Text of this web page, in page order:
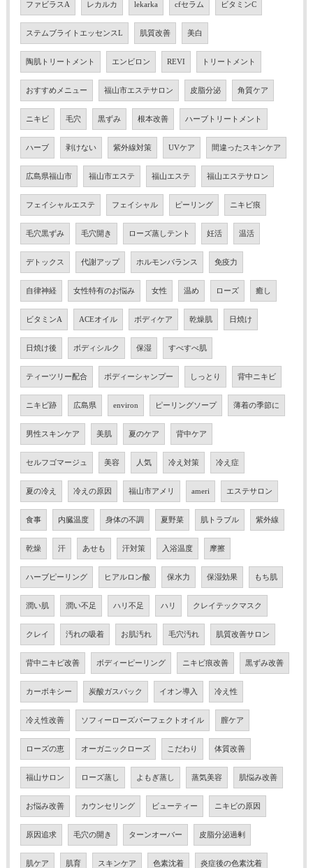
ファビラスA レカルカ lekarka cfセラム ビタミンC
ステムブライトエッセンスL 肌質改善 美白
陶肌トリートメント エンビロン REVI トリートメント
おすすめメニュー 福山市エステサロン 皮脂分泌 角質ケア
ニキビ 毛穴 黒ずみ 根本改善 ハーブトリートメント
ハーブ 剥けない 紫外線対策 UVケア 間違ったスキンケア
広島県福山市 福山市エステ 福山エステ 福山エステサロン
フェイシャルエステ フェイシャル ピーリング ニキビ痕
毛穴黒ずみ 毛穴開き ローズ蒸しテント 妊活 温活
デトックス 代謝アップ ホルモンバランス 免疫力
自律神経 女性特有のお悩み 女性 温め ローズ 癒し
ビタミンA ACEオイル ボディケア 乾燥肌 日焼け
日焼け後 ボディシルク 保湿 すべすべ肌
ティーツリー配合 ボディーシャンプー しっとり 背中ニキビ
ニキビ跡 広島県 environ ピーリングソープ 薄着の季節に
男性スキンケア 美肌 夏のケア 背中ケア
セルフゴマージュ 美容 人気 冷え対策 冷え症
夏の冷え 冷えの原因 福山市アメリ ameri エステサロン
食事 内臓温度 身体の不調 夏野菜 肌トラブル 紫外線
乾燥 汗 あせも 汗対策 入浴温度 摩擦
ハーブピーリング ヒアルロン酸 保水力 保湿効果 もち肌
潤い肌 潤い不足 ハリ不足 ハリ クレイテックマスク
クレイ 汚れの吸着 お肌汚れ 毛穴汚れ 肌質改善サロン
背中ニキビ改善 ボディーピーリング ニキビ痕改善 黒ずみ改善
カーボキシー 炭酸ガスパック イオン導入 冷え性
冷え性改善 ソフィーローズパーフェクトオイル 膣ケア
ローズの恵 オーガニックローズ こだわり 体質改善
福山サロン ローズ蒸し よもぎ蒸し 蒸気美容 肌悩み改善
お悩み改善 カウンセリング ビューティー ニキビの原因
原因追求 毛穴の開き ターンオーバー 皮脂分泌過剰
肌ケア 肌育 スキンケア 色素沈着 炎症後の色素沈着